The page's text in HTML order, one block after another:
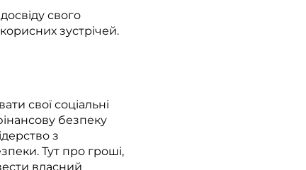
свого
зустрічей.
свої соціальні
безпеку
з
Тут про гроші,
власний